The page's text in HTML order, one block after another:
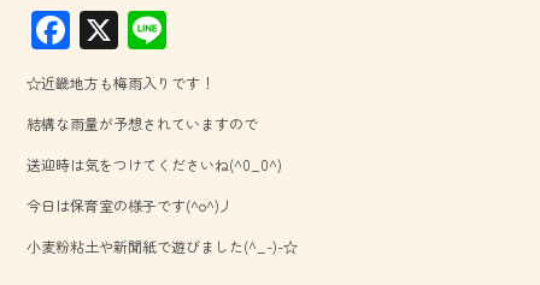
F
ac
e
b
o
ok
X
ne
☆近畿地方も梅雨入りです！
結構な雨量が予想されていますので
送迎時は気をつけてくださいね(^0_0^)
今日は保育室の様子です(^o^)丿
小麦粉粘土や新聞紙で遊びました(^_-)-☆